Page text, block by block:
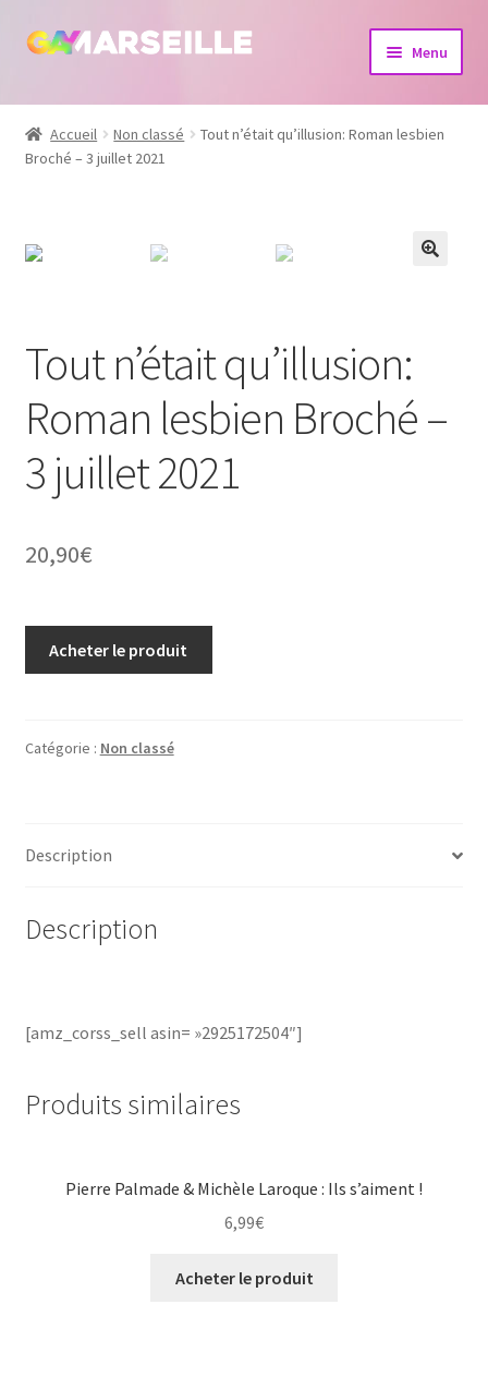
Aller
navigation
Aller
Menu
Boutique
Bijoux
Accueil Non classé
Tout n’était qu’illusion: Roman lesbien
Broché – 3 juillet 2021
Tout n’était qu’illusion:
Roman lesbien Broché –
3 juillet 2021
20,90€
Acheter le produit
Catégorie : Non classé
Description
Description
[amz_corss_sell asin= »2925172504″]
Produits similaires
Pierre Palmade & Michèle Laroque : Ils s’aiment !
6,99€
Acheter le produit